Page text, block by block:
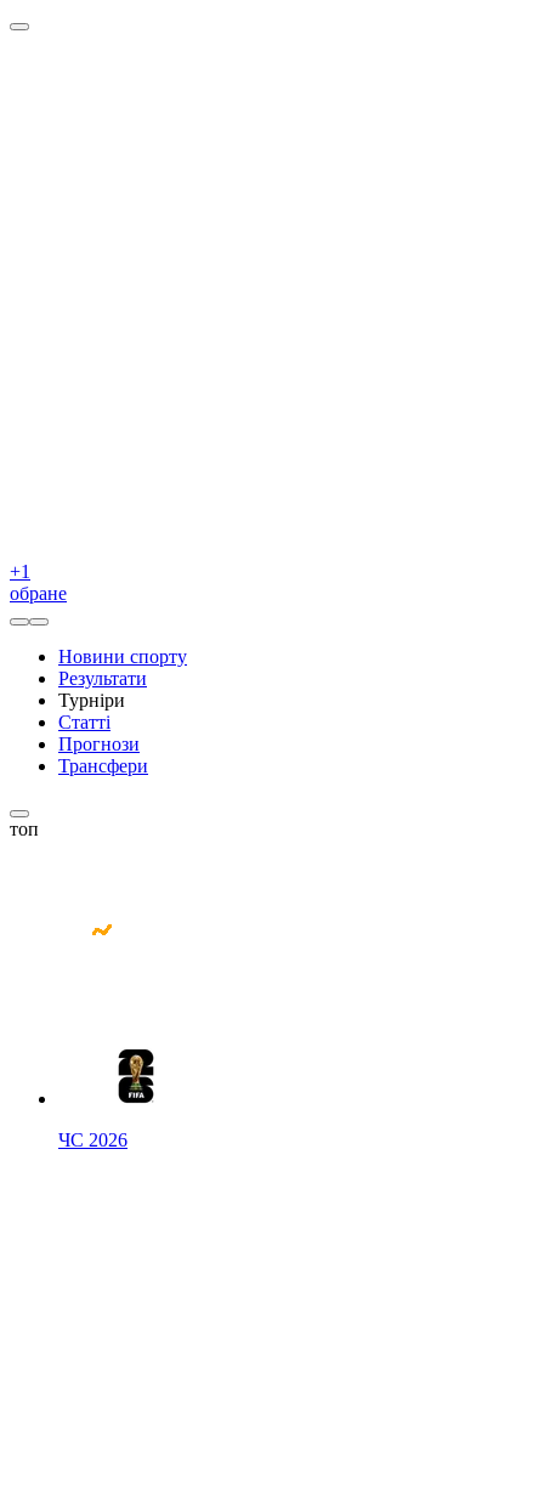
+1
обране
Новини спорту
Результати
Турніри
Статті
Прогнози
Трансфери
топ
ЧС 2026